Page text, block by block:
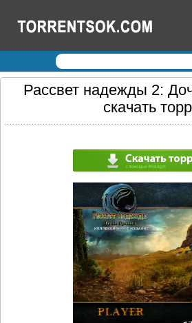
Логин: Пароль:
Забыли пароль?
Рассвет надежды 2:
скачать